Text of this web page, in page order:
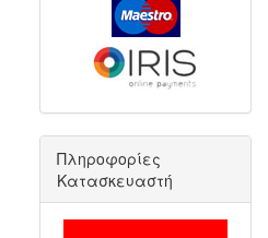
Πληροφορίες
Κατασκευαστή